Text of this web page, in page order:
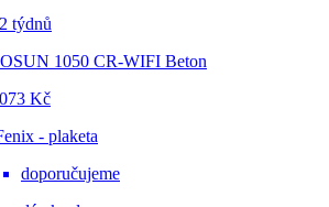
týdnů
1050 CR-WIFI Beton
Kč
doporučujeme